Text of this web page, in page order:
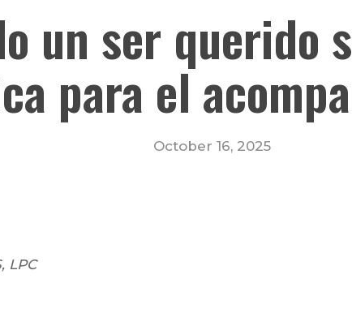
un ser querido
para el
October 16, 2025
LPC